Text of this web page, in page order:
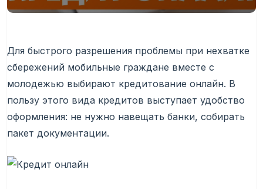
Для быстрого разрешения проблемы при нехватке
сбережений мобильные граждане вместе с
молодежью выбирают кредитование онлайн. В
пользу этого вида кредитов выступает удобство
оформления: не нужно навещать банки, собирать
пакет документации.